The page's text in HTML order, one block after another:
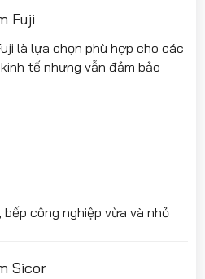
Fuji
là lựa chọn phù hợp cho các
tế nhưng vẫn đảm bảo
công nghiệp vừa và nhỏ
Sicor